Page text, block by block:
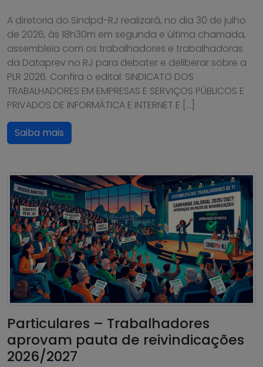
A diretoria do Sindpd-RJ realizará, no dia 30 de julho
de 2026, às 18h30m em segunda e última chamada,
assembleia com os trabalhadores e trabalhadoras
da Dataprev no RJ para debater e deliberar sobre a
PLR 2026. Confira o edital: SINDICATO DOS
TRABALHADORES EM EMPRESAS E SERVIÇOS PÚBLICOS E
PRIVADOS DE INFORMÁTICA E INTERNET E […]
Saiba mais
Particulares – Trabalhadores
aprovam pauta de reivindicações
2026/2027